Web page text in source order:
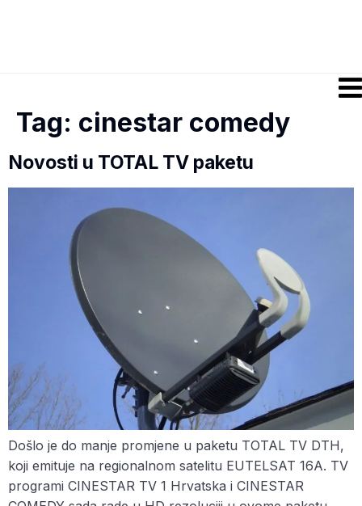
Tag: cinestar comedy
Novosti u TOTAL TV paketu
Došlo je do manje promjene u paketu TOTAL TV DTH,
koji emituje na regionalnom satelitu EUTELSAT 16A. TV
programi CINESTAR TV 1 Hrvatska i CINESTAR